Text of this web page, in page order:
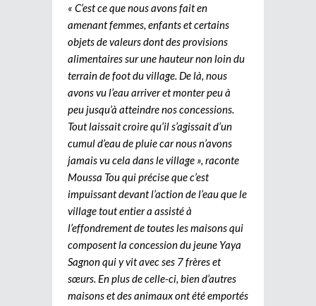
« C’est ce que nous avons fait en
amenant femmes, enfants et certains
objets de valeurs dont des provisions
alimentaires sur une hauteur non loin du
terrain de foot du village. De là, nous
avons vu l’eau arriver et monter peu à
peu jusqu’à atteindre nos concessions.
Tout laissait croire qu’il s’agissait d’un
cumul d’eau de pluie car nous n’avons
jamais vu cela dans le village », raconte
Moussa Tou qui précise que c’est
impuissant devant l’action de l’eau que le
village tout entier a assisté à
l’effondrement de toutes les maisons qui
composent la concession du jeune Yaya
Sagnon qui y vit avec ses 7 frères et
sœurs. En plus de celle-ci, bien d’autres
maisons et des animaux ont été emportés